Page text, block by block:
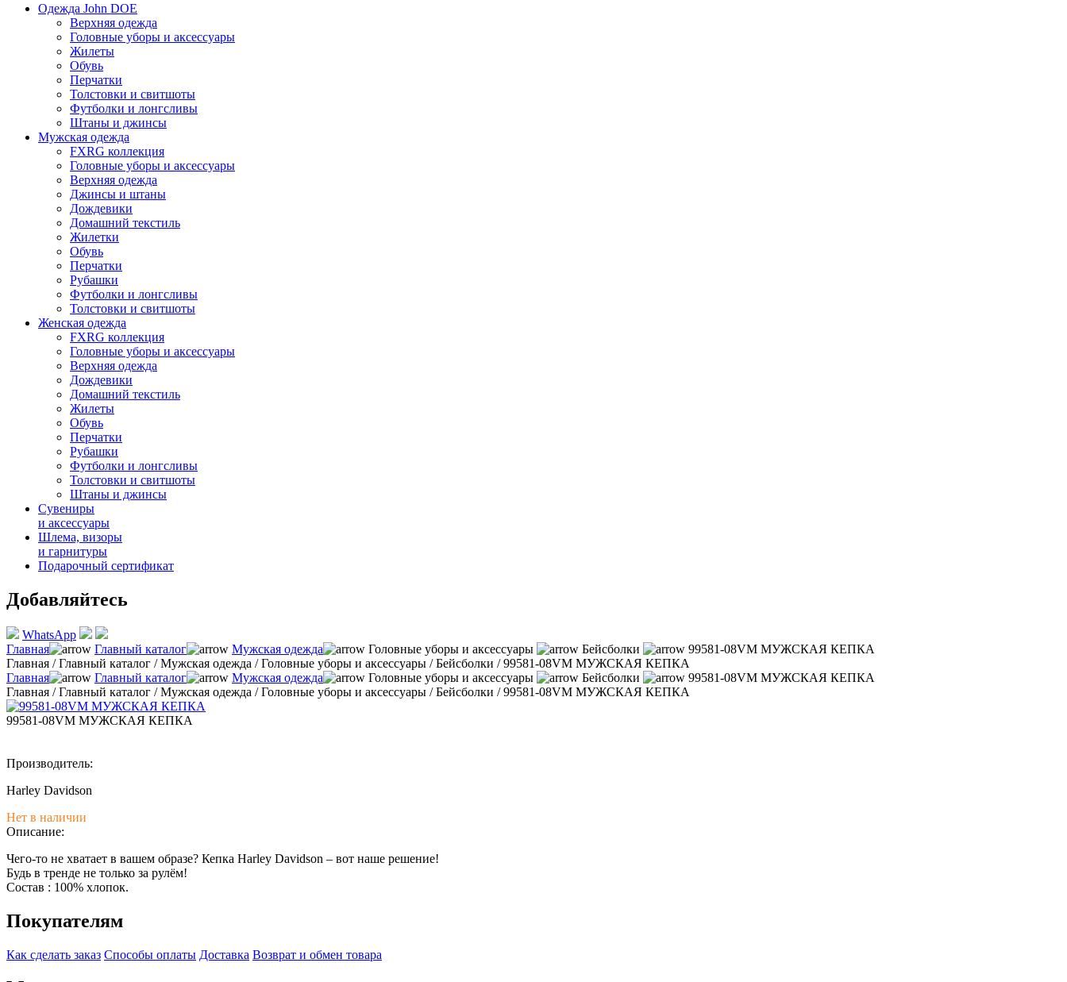
Одежда John DOE
Верхняя одежда
Головные уборы и аксессуары
Жилеты
Обувь
Перчатки
Толстовки и свитшоты
Футболки и лонгсливы
Штаны и джинсы
Мужская одежда
FXRG коллекция
Головные уборы и аксессуары
Верхняя одежда
Джинсы и штаны
Дождевики
Домашний текстиль
Жилетки
Обувь
Перчатки
Рубашки
Футболки и лонгсливы
Толстовки и свитшоты
Женская одежда
FXRG коллекция
Головные уборы и аксессуары
Верхняя одежда
Дождевики
Домашний текстиль
Жилеты
Обувь
Перчатки
Рубашки
Футболки и лонгсливы
Толстовки и свитшоты
Штаны и джинсы
Сувениры
и аксессуары
Шлема, визоры
и гарнитуры
Подарочный сертификат
Добавляйтесь
WhatsApp
Главная
Главный каталог Мужская одежда Головные уборы и аксессуары Бейсболки
99581-08VM МУЖСКАЯ КЕПКА
Главная /Главный каталог /Мужская одежда /Головные уборы и аксессуары /Бейсболки /99581-08VM МУЖСКАЯ КЕПКА
Главная
Главный каталог Мужская одежда Головные уборы и аксессуары Бейсболки
99581-08VM МУЖСКАЯ КЕПКА
Главная /Главный каталог /Мужская одежда /Головные уборы и аксессуары /Бейсболки /99581-08VM МУЖСКАЯ КЕПКА
99581-08VM МУЖСКАЯ КЕПКА
Производитель:
Harley Davidson
Нет в наличии
Описание:
Чего-то не хватает в вашем образе? Кепка Harley Davidson – вот наше решение!
Будь в тренде не только за рулём!
Состав : 100% хлопок.
Покупателям
Как сделать заказ Способы оплаты Доставка Возврат и обмен товара